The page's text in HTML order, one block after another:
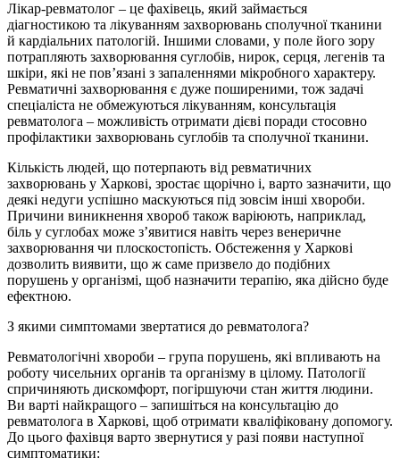
Лікар-ревматолог – це фахівець, який займається
діагностикою та лікуванням захворювань сполучної тканини
й кардіальних патологій. Іншими словами, у поле його зору
потрапляють захворювання суглобів, нирок, серця, легенів та
шкіри, які не пов’язані з запаленнями мікробного характеру.
Ревматичні захворювання є дуже поширеними, тож задачі
спеціаліста не обмежуються лікуванням, консультація
ревматолога – можливість отримати дієві поради стосовно
профілактики захворювань суглобів та сполучної тканини.
Кількість людей, що потерпають від ревматичних
захворювань у Харкові, зростає щорічно і, варто зазначити, що
деякі недуги успішно маскуються під зовсім інші хвороби.
Причини виникнення хвороб також варіюють, наприклад,
біль у суглобах може з’явитися навіть через венеричне
захворювання чи плоскостопість. Обстеження у Харкові
дозволить виявити, що ж саме призвело до подібних
порушень у організмі, щоб назначити терапію, яка дійсно буде
ефектною.
З якими симптомами звертатися до ревматолога?
Ревматологічні хвороби – група порушень, які впливають на
роботу чисельних органів та організму в цілому. Патології
спричиняють дискомфорт, погіршуючи стан життя людини.
Ви варті найкращого – запишіться на консультацію до
ревматолога в Харкові, щоб отримати кваліфіковану допомогу.
До цього фахівця варто звернутися у разі появи наступної
симптоматики: